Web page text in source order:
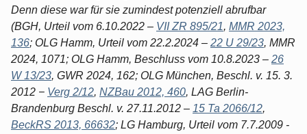
Denn diese war für sie zumindest potenziell abrufbar
(BGH, Urteil vom 6.10.2022 – VII ZR 895/21, MMR 2023,
136; OLG Hamm, Urteil vom 22.2.2024 – 22 U 29/23, MMR
2024, 1071; OLG Hamm, Beschluss vom 10.8.2023 – 26
W 13/23, GWR 2024, 162; OLG München, Beschl. v. 15. 3.
2012 − Verg 2/12, NZBau 2012, 460, LAG Berlin-
Brandenburg Beschl. v. 27.11.2012 – 15 Ta 2066/12,
BeckRS 2013, 66632; LG Hamburg, Urteil vom 7.7.2009 -